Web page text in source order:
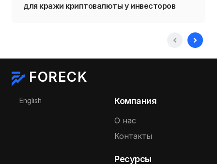
для кражи криптовалюты у инвесторов
FORECK
Выберите язык
English Компания
О нас
Контакты
Ресурсы